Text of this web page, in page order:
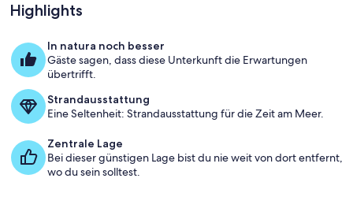
Sauna,
Fitnessraum,
Boccia
Highlights
In natura noch besser
Gäste sagen, dass diese Unterkunft die Erwartungen
übertrifft.
Strandausstattung
Eine Seltenheit: Strandausstattung für die Zeit am Meer.
Zentrale Lage
Bei dieser günstigen Lage bist du nie weit von dort entfernt,
wo du sein solltest.